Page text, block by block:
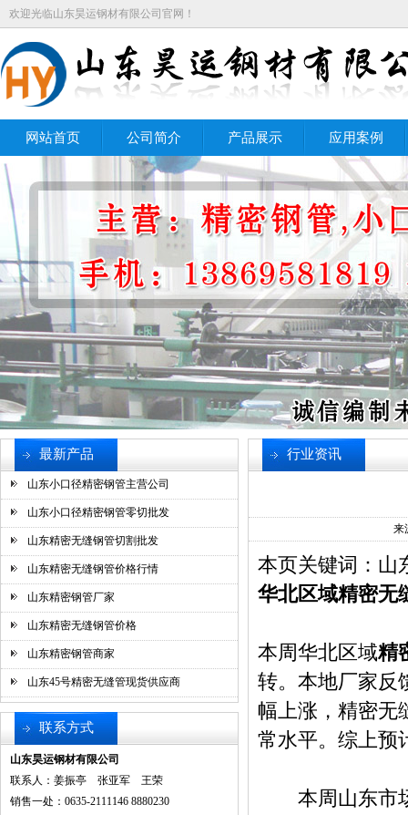
欢迎光临山东昊运钢材有限公司官网！
网站首页 公司简介 产品展示 应用案例
最新产品
山东小口径精密钢管主营公司
山东小口径精密钢管零切批发
山东精密无缝钢管切割批发
山东精密无缝钢管价格行情
山东精密钢管厂家
山东精密无缝钢管价格
山东精密钢管商家
山东45号精密无缝管现货供应商
联系方式
山东昊运钢材有限公司
联系人：姜振亭 张亚军 王荣
销售一处：0635-2111146 8880230
行业资讯
来
本页关键词：山
华北区域精密无
本周华北区域精
转。本地厂家反
幅上涨，精密无
常水平。综上预
本周山东市